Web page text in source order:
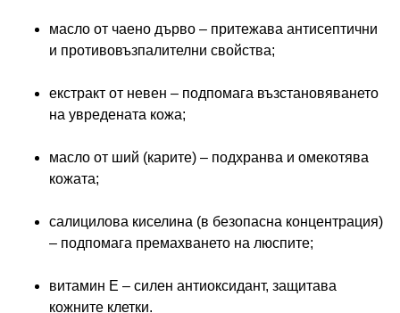
масло от чаено дърво – притежава антисептични
и противовъзпалителни свойства;
екстракт от невен – подпомага възстановяването
на увредената кожа;
масло от ший (карите) – подхранва и омекотява
кожата;
салицилова киселина (в безопасна концентрация)
– подпомага премахването на люспите;
витамин Е – силен антиоксидант, защитава
кожните клетки.